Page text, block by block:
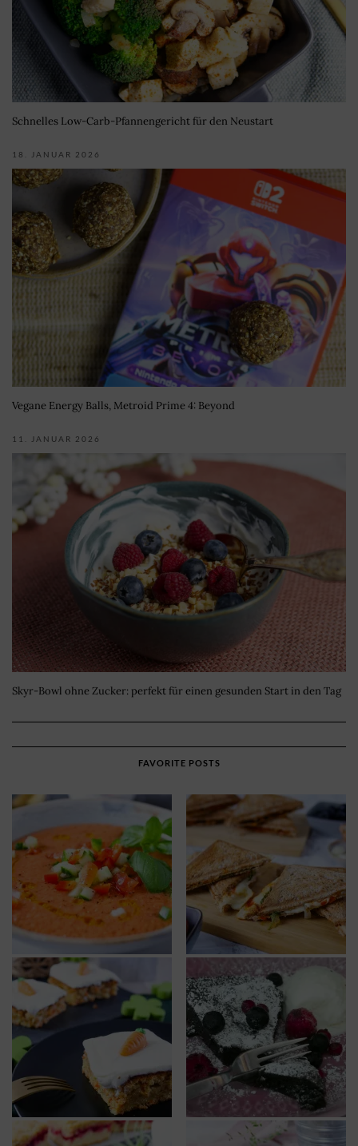
Schnelles Low-Carb-Pfannengericht für den Neustart
18. JANUAR 2026
Vegane Energy Balls, Metroid Prime 4: Beyond
11. JANUAR 2026
Skyr-Bowl ohne Zucker: perfekt für einen gesunden Start in den Tag
FAVORITE POSTS